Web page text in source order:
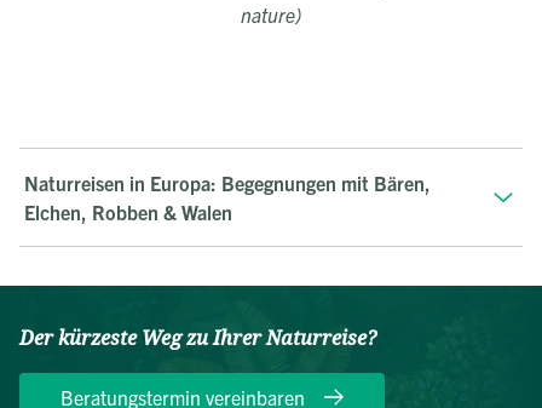
nature)
Naturreisen in Europa: Begegnungen mit Bären,
Elchen, Robben & Walen
Der kürzeste Weg zu Ihrer Naturreise?
Beratungstermin vereinbaren